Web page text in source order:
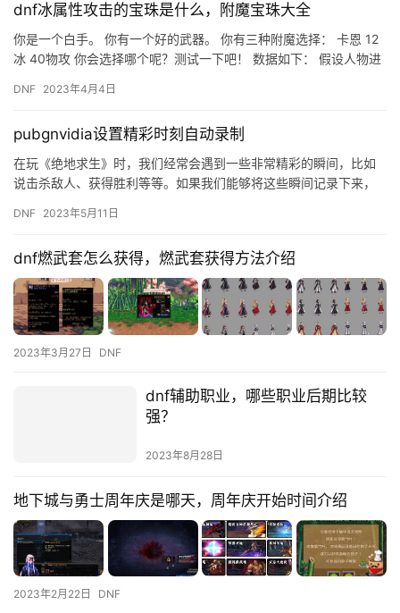
dnf冰属性攻击的宝珠是什么，附魔宝珠大全
你是一个白手。 你有一个好的武器。 你有三种附魔选择： 卡恩 12
冰 40物攻 你会选择哪个呢？测试一下吧！ 数据如下： 假设人物进
DNF 2023年4月4日
pubgnvidia设置精彩时刻自动录制
在玩《绝地求生》时，我们经常会遇到一些非常精彩的瞬间，比如
说击杀敌人、获得胜利等等。如果我们能够将这些瞬间记录下来，
经历。…
DNF 2023年5月11日
dnf燃武套怎么获得，燃武套获得方法介绍
2023年3月27日 DNF
dnf辅助职业，哪些职业后期比较
强？
2023年8月28日
地下城与勇士周年庆是哪天，周年庆开始时间介绍
2023年2月22日 DNF